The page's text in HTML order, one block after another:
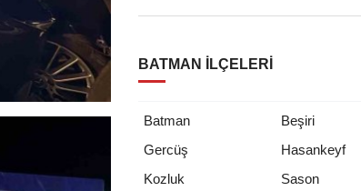
BATMAN İLÇELERI
Batman
Beşiri
Gercüş
Hasankeyf
Kozluk
Sason